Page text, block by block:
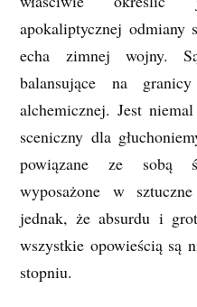
apokaliptycznej
echa zimnej wojny.
balansujące na
alchemicznej. Jest
sceniczny dla
powiązane ze sobą
wyposażone w
jednak, że absurdu i
wszystkie opowieścią są
stopniu.